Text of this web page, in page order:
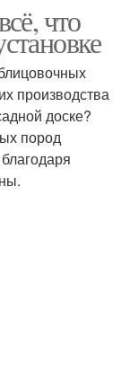
уход
что
производства
доске?
пород